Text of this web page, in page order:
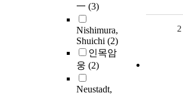
一 (3)
Nishimura,
Shuichi (2)
인목암
웅 (2)
Neustadt,
2